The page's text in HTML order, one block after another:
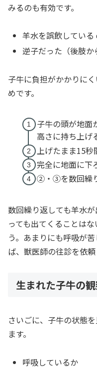
みるのも有効です。
羊水を誤飲してい
逆子だった（後肢
子牛に負担がかかりに
めです。
子牛の頭が地面
高さに持ち上げ
上げたまま15秒
完全に地面に下
②・③を数回繰
数回繰り返しても羊水
っても出てくることは
う。あまりにも呼吸が
ば、獣医師の往診を依頼
生まれた子牛の
さいごに、子牛の状態
ます。
呼吸しているか